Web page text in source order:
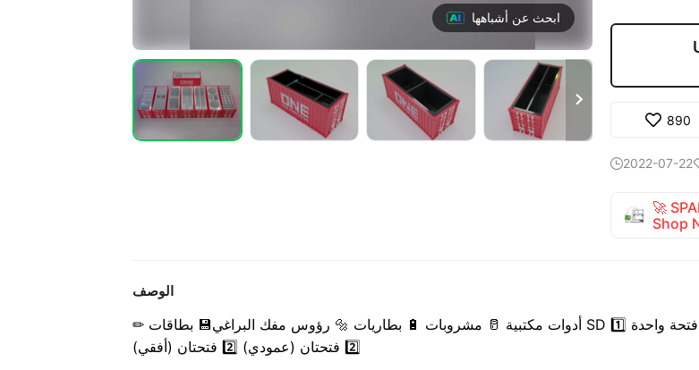
ابحث عن أشباهها

890
2022-07-22
🚀
Shop
الوصف
✏ أدوات مكتبية 🥛 مشروبات 🔋 بطاريات 🔩 رؤوس مفك البراغي💾 بطاقات SD 1️⃣ فتحة واحدة
2️⃣ فتحتان (عمودي) 2️⃣ فتحتان (أفقي)